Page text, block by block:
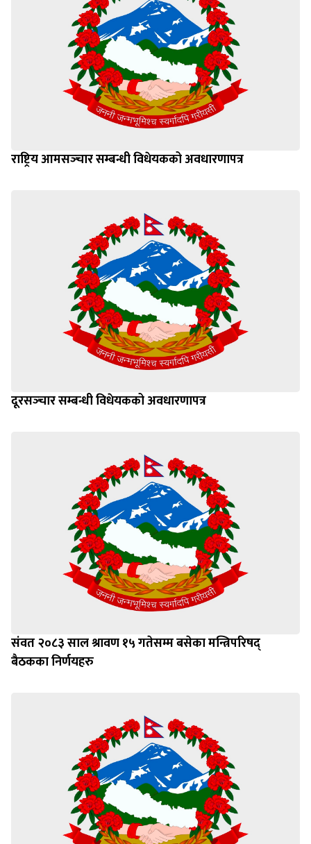
राष्ट्रिय आमसञ्‍चार सम्बन्धी विधेयकको अवधारणापत्र
दूरसञ्‍चार सम्बन्धी विधेयकको अवधारणापत्र
संवत २०८३ साल श्रावण १५ गतेसम्म बसेका मन्त्रिपरिषद्
बैठकका निर्णयहरु